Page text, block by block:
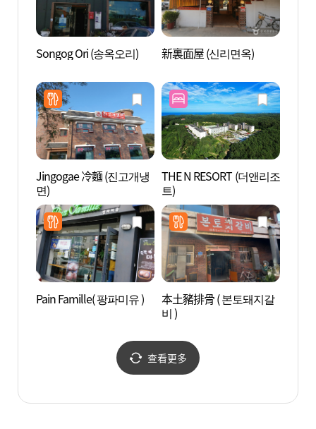
Songog Ori (송옥오리) 新裏面屋 (신리면옥)
Jingogae 冷麵 (진고개냉
면)
THE N RESORT (더앤리조
트)
Pain Famille( 팡파미유 )
本土豬排骨 ( 본토돼지갈
비 )
查看更多